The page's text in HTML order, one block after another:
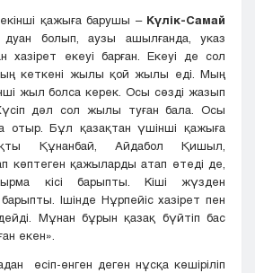
қажыға барушы – Күлік-Самай
дуан болып, аузы ашылғанда, указ
хазірет екеуі барған. Екеуі де сол
кеткені жылы қой жылы еді. Мың
жыл болса керек. Осы сөзді жазып
дәл сол жылы туған бала. Осы
отыр. Бұл қазақтан үшінші қажыға
Құнанбай, Айдабол Қишыл,
көптеген қажыларды атап өтеді де,
кісі барып­ты. Кіші жүзден
Ішінде Нұрпейіс хазірет пен
Мұнан бұрын қазақ бүйтіп бас
екен».
өсіп-өнген деген нұсқа көшіріліп